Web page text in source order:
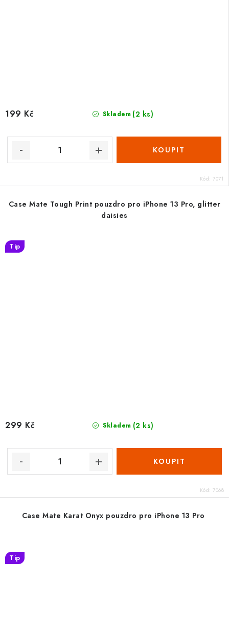
Skladem (2 ks)
199 Kč
Kód: 7071
Case Mate Tough Print pouzdro pro iPhone 13 Pro, glitter
daisies
Tip
Skladem (2 ks)
299 Kč
Kód: 7068
Case Mate Karat Onyx pouzdro pro iPhone 13 Pro
Tip